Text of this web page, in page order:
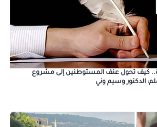
كيف تحول عنف المستوطنين إلى مشروع
الدكتور وسيم وني